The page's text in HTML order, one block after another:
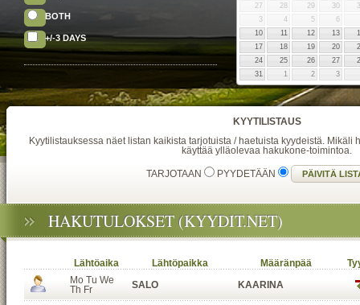
BOTH
+/-3 DAYS
27
28 29 30
3
4 5
6
10
11 12 13
17
18 19 20
24
25 26 27
31
1 2 3
KYYTILISTAUS
Kyytilistauksessa näet listan kaikista tarjotuista / haetuista kyydeistä. Mikäli
käyttää ylläolevaa hakukone-toimintoa.
TARJOTAAN PYYDETÄÄN
HAKUTULOKSET (KYYDIT.NET)
Lähtöaika Lähtöpaikka Määränpää
Mo Tu We
Th Fr
SALO KAARINA